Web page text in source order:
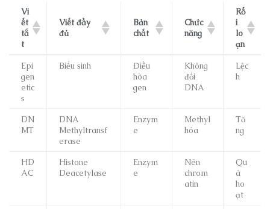
Vi
ết
tắ
t
Viết đầy
đủ
Bản
chất
Chức
năng
Rố
i
lo
ạn
Epi
gen
etic
s
Biểu sinh
Điều
hòa
gen
Không
đổi
DNA
Lệc
h
DN
MT
DNA
Methyltransf
erase
Enzym
e
Methyl
hóa
Tă
ng
HD
AC
Histone
Deacetylase
Enzym
e
Nén
chrom
atin
Qu
á
ho
ạt